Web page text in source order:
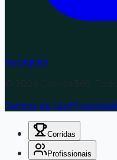
Instagram
© 2026 Corrida 360.
Termos de Uso
Corridas
Profissionais